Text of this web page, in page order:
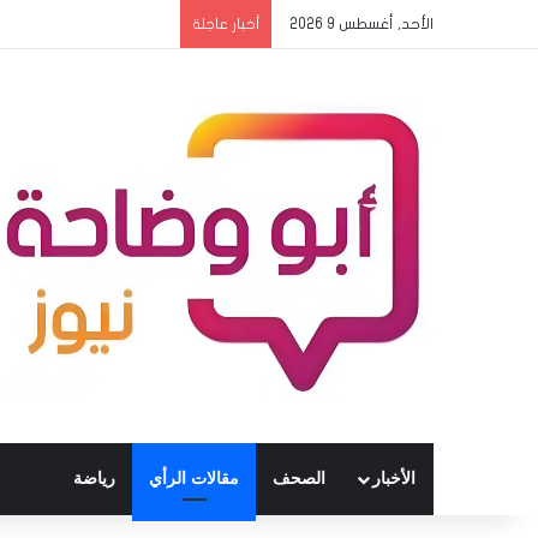
الأحد, أغسطس 9 2026 أخبار عاجلة
الأخبار الصحف مقالات الرأي رياضة